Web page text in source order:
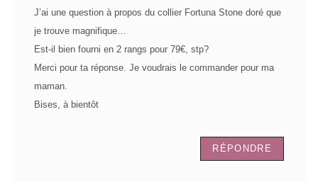
J’ai une question à propos du collier Fortuna Stone doré que
je trouve magnifique…
Est-il bien fourni en 2 rangs pour 79€, stp?
Merci pour ta réponse. Je voudrais le commander pour ma
maman.
Bises, à bientôt
RÉPONDRE